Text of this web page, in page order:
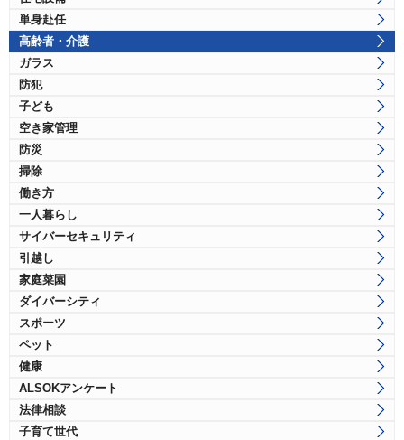
単身赴任
高齢者・介護
ガラス
防犯
子ども
空き家管理
防災
掃除
働き方
一人暮らし
サイバーセキュリティ
引越し
家庭菜園
ダイバーシティ
スポーツ
ペット
健康
ALSOKアンケート
法律相談
子育て世代